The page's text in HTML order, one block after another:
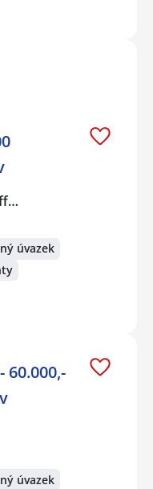
úvazek
úvazek